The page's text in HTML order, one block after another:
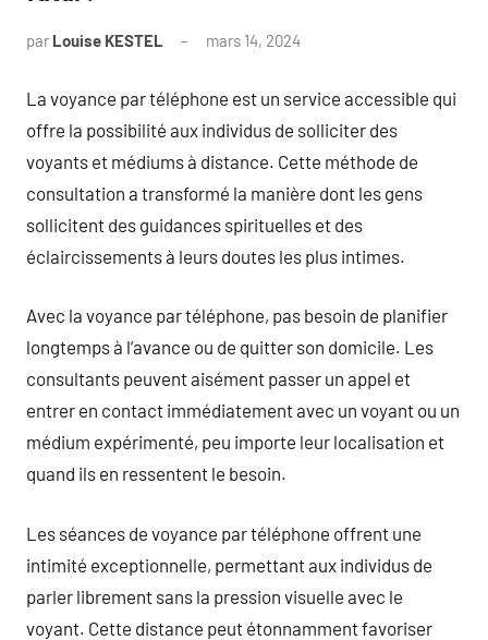
par Louise KESTEL mars 14, 2024
La voyance par téléphone est un service accessible qui
offre la possibilité aux individus de solliciter des
voyants et médiums à distance. Cette méthode de
consultation a transformé la manière dont les gens
sollicitent des guidances spirituelles et des
éclaircissements à leurs doutes les plus intimes.
Avec la voyance par téléphone, pas besoin de planifier
longtemps à l’avance ou de quitter son domicile. Les
consultants peuvent aisément passer un appel et
entrer en contact immédiatement avec un voyant ou un
médium expérimenté, peu importe leur localisation et
quand ils en ressentent le besoin.
Les séances de voyance par téléphone offrent une
intimité exceptionnelle, permettant aux individus de
parler librement sans la pression visuelle avec le
voyant. Cette distance peut étonnamment favoriser